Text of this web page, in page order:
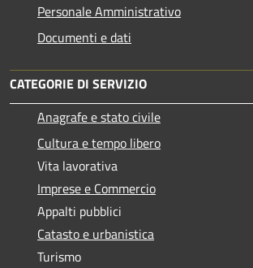
Personale Amministrativo
Documenti e dati
CATEGORIE DI SERVIZIO
Anagrafe e stato civile
Cultura e tempo libero
Vita lavorativa
Imprese e Commercio
Appalti pubblici
Catasto e urbanistica
Turismo